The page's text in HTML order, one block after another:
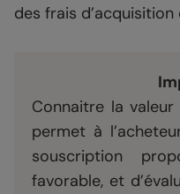
des frais
Connaitre la
permet à
souscription
favorable, et